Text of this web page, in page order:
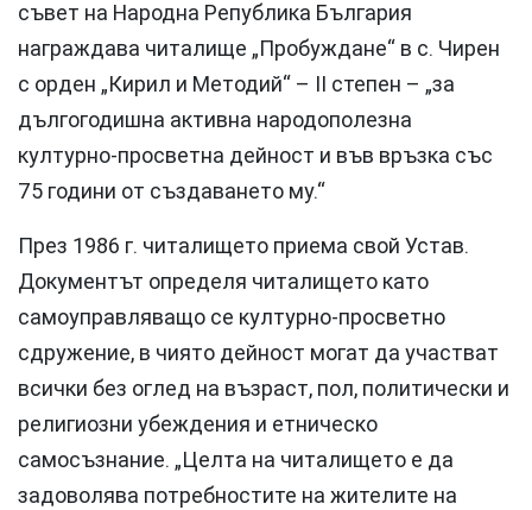
съвет на Народна Република България
награждава читалище „Пробуждане“ в с. Чирен
с орден „Кирил и Методий“ – II степен – „за
дългогодишна активна народополезна
културно-просветна дейност и във връзка със
75 години от създаването му.“
През 1986 г. читалището приема свой Устав.
Документът определя читалището като
самоуправляващо се културно-просветно
сдружение, в чиято дейност могат да участват
всички без оглед на възраст, пол, политически и
религиозни убеждения и етническо
самосъзнание. „Целта на читалището е да
задоволява потребностите на жителите на